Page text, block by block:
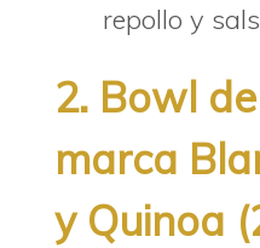
repollo y
2. Bowl
marca
y Quinoa